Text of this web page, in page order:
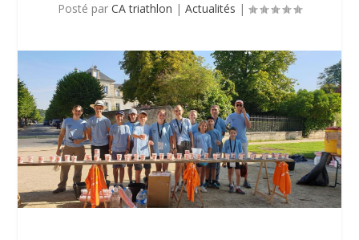
Posté par CA triathlon | Actualités |